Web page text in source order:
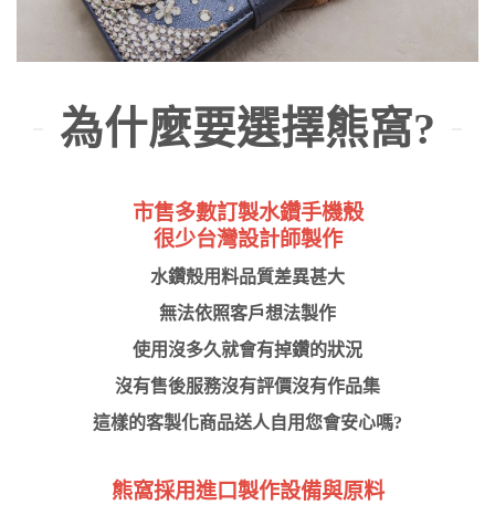
為什麼要選擇熊窩?
市售多數訂製水鑽手機殼
很少台灣設計師製作
水鑽殼用料品質差異甚大
無法依照客戶想法製作
使用沒多久就會有掉鑽的狀況
沒有售後服務沒有評價沒有作品集
這樣的客製化商品送人自用您會安心嗎?
熊窩採用進口製作設備與原料